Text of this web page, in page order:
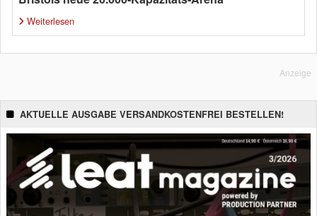
Weiterlesen
Anzeige
AKTUELLE AUSGABE VERSANDKOSTENFREI BESTELLEN!